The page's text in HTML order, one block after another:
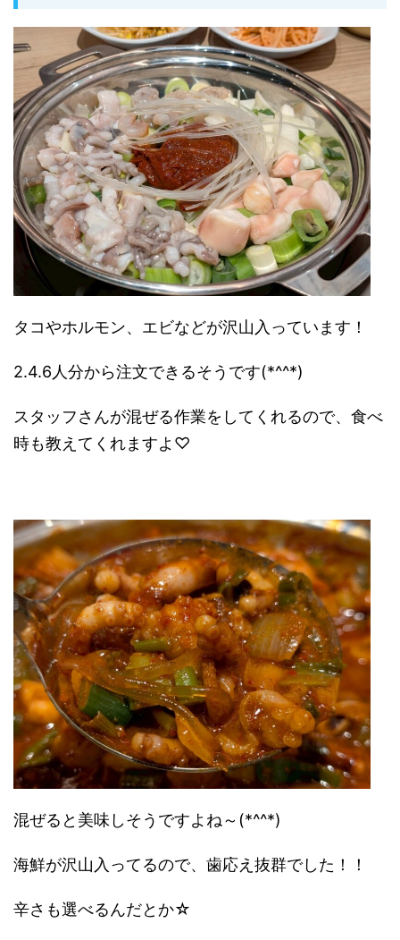
タコやホルモン、エビなどが沢山入っています！
2.4.6人分から注文できるそうです(*^^*)
スタッフさんが混ぜる作業をしてくれるので、食べ
時も教えてくれますよ♡
混ぜると美味しそうですよね～(*^^*)
海鮮が沢山入ってるので、歯応え抜群でした！！
辛さも選べるんだとか☆